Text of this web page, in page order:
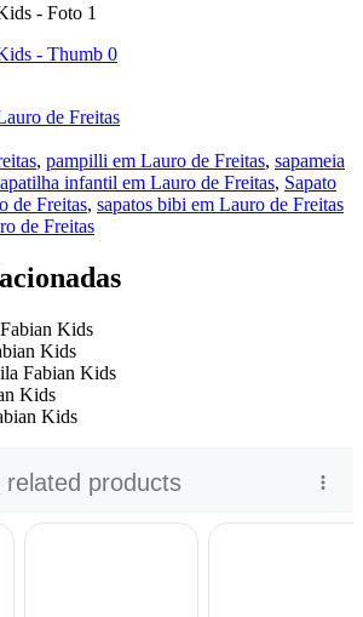
de Freitas
, pampilli em Lauro de Freitas, sapameia
infantil em Lauro de Freitas, Sapato
de Freitas, sapatos bibi em Lauro de Freitas
de Freitas
Kids
Kids
Fabian Kids
Kids
Kids